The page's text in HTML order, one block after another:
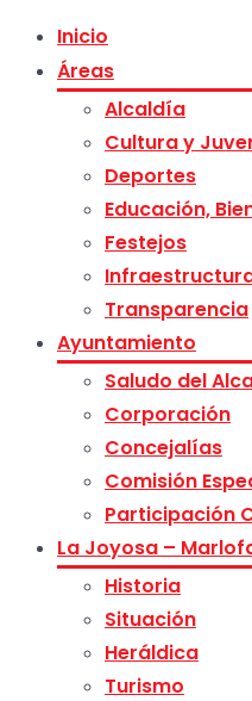
Inicio
Áreas
Alcaldía
Cultura y
Deportes
Educación,
Festejos
Transparencia
Ayuntamiento
Saludo del
Corporación
Concejalías
Comisión
Participación
La Joyosa –
Historia
Situación
Heráldica
Turismo